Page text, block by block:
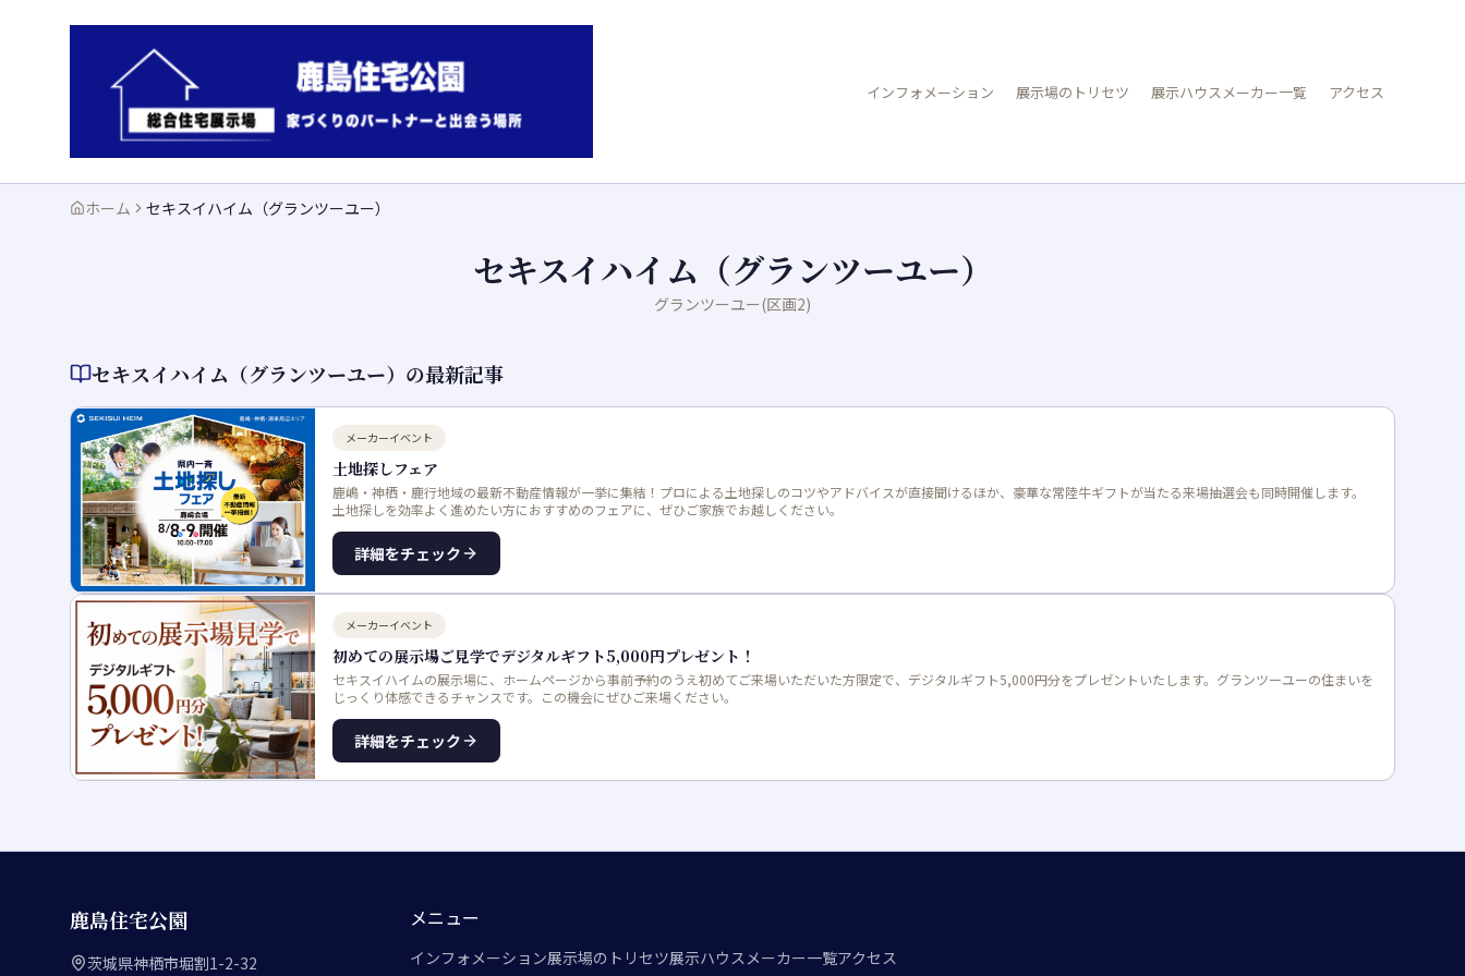
インフォメーション 展示場のトリセツ 展示ハウスメーカー一覧 アクセス
ホーム セキスイハイム（グランツーユー）
セキスイハイム（グランツーユー）
グランツーユー(区画2)
セキスイハイム（グランツーユー） の最新記事
メーカーイベント
土地探しフェア
鹿嶋・神栖・鹿行地域の最新不動産情報が一挙に集結！プロによる土地探しのコツやアドバイスが直接聞けるほか、豪華な常陸牛ギフトが当たる来場抽選会も同時開催します。
土地探しを効率よく進めたい方におすすめのフェアに、ぜひご家族でお越しください。
詳細をチェック
メーカーイベント
初めての展示場ご見学でデジタルギフト5,000円プレゼント！
セキスイハイムの展示場に、ホームページから事前予約のうえ初めてご来場いただいた方限定で、デジタルギフト5,000円分をプレゼントいたします。グランツーユーの住まいを
じっくり体感できるチャンスです。この機会にぜひご来場ください。
詳細をチェック
鹿島住宅公園
茨城県神栖市堀割1-2-32
メニュー
インフォメーション展示場のトリセツ展示ハウスメーカー一覧アクセス